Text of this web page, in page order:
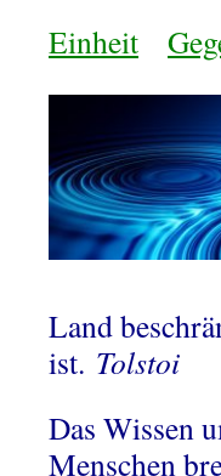
Einheit
Land
ist. Tolstoi
Das Wissen
Menschen